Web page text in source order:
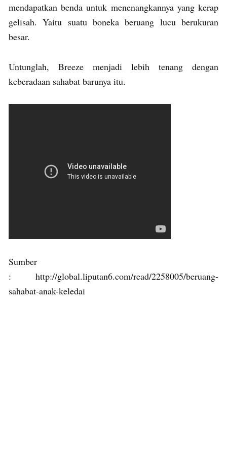
mendapatkan benda untuk menenangkannya yang kerap
gelisah. Yaitu suatu boneka beruang lucu berukuran
besar.
Untunglah, Breeze menjadi lebih tenang dengan
keberadaan sahabat barunya itu.
Sumber
: http://global.liputan6.com/read/2258005/beruang-
sahabat-anak-keledai